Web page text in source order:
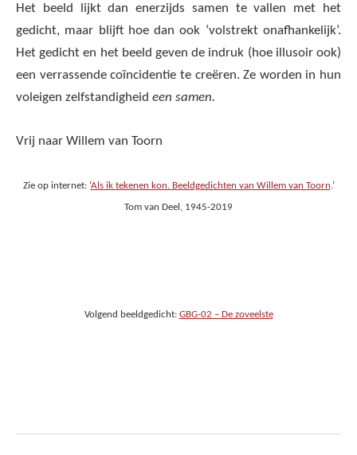
Het beeld lijkt dan enerzijds samen te vallen met het
gedicht, maar blijft hoe dan ook ‘volstrekt onafhankelijk’.
Het gedicht en het beeld geven de indruk (hoe illusoir ook)
een verrassende coïncidentie te creëren. Ze worden in hun
voleigen zelfstandigheid een samen.
Vrij naar Willem van Toorn
Zie op internet: ‘Als ik tekenen kon. Beeldgedichten van Willem van Toorn.’
Tom van Deel, 1945-2019
Volgend beeldgedicht: GBG-02 – De zoveelste